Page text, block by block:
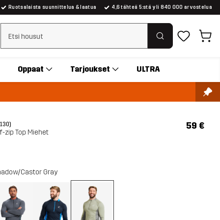
Ruotsalaista suunnittelua & laatua 4,6 tähteä 5:stä yli 840 000 arvostelua
Tyhjennä haku
Oppaat Tarjoukset ULTRA
zip Top Miehet
59 €
Castor Gray